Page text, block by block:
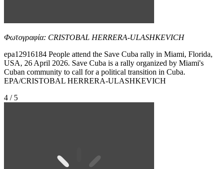
Φωτογραφία: CRISTOBAL HERRERA-ULASHKEVICH
epa12916184 People attend the Save Cuba rally in Miami, Florida,
USA, 26 April 2026. Save Cuba is a rally organized by Miami's
Cuban community to call for a political transition in Cuba.
EPA/CRISTOBAL HERRERA-ULASHKEVICH
4 / 5